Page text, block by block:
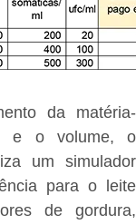
da matéria-
e o volume, o
um simulador
para o leite
de gordura,